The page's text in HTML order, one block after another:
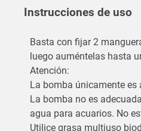
Instrucciones de uso
Basta con fijar 2
luego auméntelas hasta
Atención:
La bomba únicamente es
La bomba no es
agua para acuarios. No
Utilice grasa multiuso